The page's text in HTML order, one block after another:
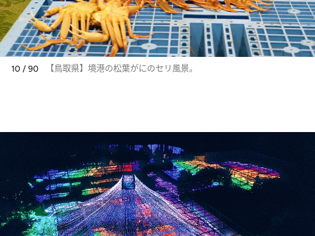
10 / 90 【鳥取県】境港の松葉がにのセリ風景。